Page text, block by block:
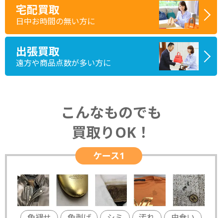
宅配買取
日中お時間の無い方に
出張買取
遠方や商品点数が多い方に
こんなものでも
買取りOK！
ケース1